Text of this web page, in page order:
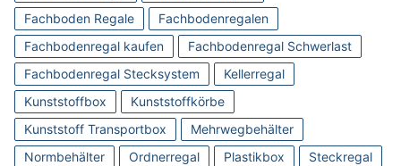
Fachboden Regale
Fachbodenregalen
Fachbodenregal kaufen
Fachbodenregal Schwerlast
Fachbodenregal Stecksystem
Kellerregal
Kunststoffbox
Kunststoffkörbe
Kunststoff Transportbox
Mehrwegbehälter
Normbehälter
Ordnerregal Plastikbox
Steckregal